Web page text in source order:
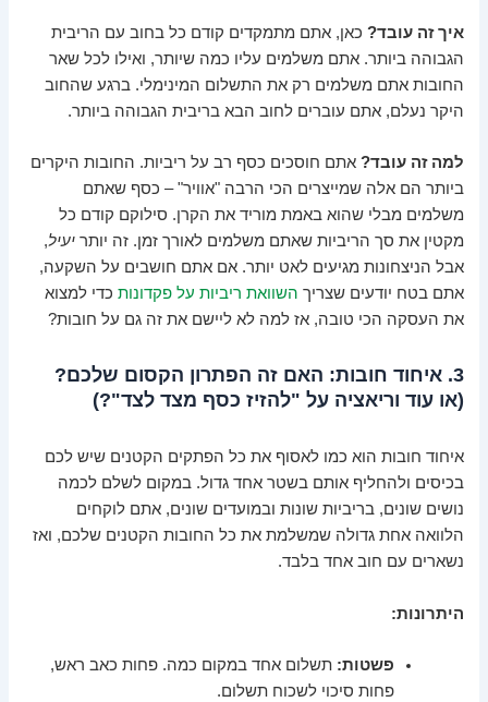
איך זה עובד? כאן, אתם מתמקדים קודם כל בחוב עם הריבית
הגבוהה ביותר. אתם משלמים עליו כמה שיותר, ואילו לכל שאר
החובות אתם משלמים רק את התשלום המינימלי. ברגע שהחוב
היקר נעלם, אתם עוברים לחוב הבא בריבית הגבוהה ביותר.
למה זה עובד? אתם חוסכים כסף רב על ריביות. החובות היקרים
ביותר הם אלה שמייצרים הכי הרבה "אוויר" – כסף שאתם
משלמים מבלי שהוא באמת מוריד את הקרן. סילוקם קודם כל
מקטין את סך הריביות שאתם משלמים לאורך זמן. זה יותריעיל,
אבל הניצחונות מגיעים לאט יותר. אם אתם חושבים על השקעה,
אתם בטח יודעים שצריך השוואת ריביות על פקדונות כדי למצוא
את העסקה הכי טובה, אז למה לא ליישם את זה גם על חובות?
3. איחוד חובות: האם זה הפתרון הקסום שלכם?
(או עוד וריאציה על "להזיז כסף מצד לצד"?)
איחוד חובות הוא כמו לאסוף את כל הפתקים הקטנים שיש לכם
בכיסים ולהחליף אותם בשטר אחד גדול. במקום לשלם לכמה
נושים שונים, בריביות שונות ובמועדים שונים, אתם לוקחים
הלוואה אחת גדולה שמשלמת את כל החובות הקטנים שלכם, ואז
נשארים עם חוב אחד בלבד.
היתרונות:
פשטות: תשלום אחד במקום כמה. פחות כאב ראש,
פחות סיכוי לשכוח תשלום.